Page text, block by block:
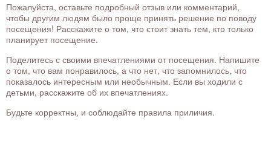
Пожалуйста, оставьте подробный отзыв или комментарий,
чтобы другим людям было проще принять решение по поводу
посещения! Расскажите о том, что стоит знать тем, кто только
планирует посещение.
Поделитесь с своими впечатлениями от посещения. Напишите
о том, что вам понравилось, а что нет, что запомнилось, что
показалось интересным или необычным. Если вы ходили с
детьми, расскажите об их впечатлениях.
Будьте корректны, и соблюдайте правила приличия.